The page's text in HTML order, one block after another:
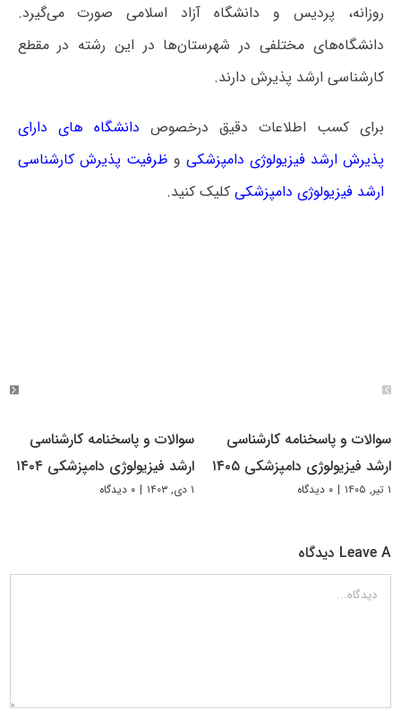
روزانه، پردیس و دانشگاه آزاد اسلامی صورت می‌گیرد.
دانشگاه‌های مختلفی در شهرستان‌ها در این رشته در مقطع
کارشناسی ارشد پذیرش دارند.
برای کسب اطلاعات دقیق درخصوص دانشگاه های دارای
پذیرش ارشد فیزیولوژی دامپزشکی و ظرفیت پذیرش کارشناسی
ارشد فیزیولوژی دامپزشکی کلیک کنید.
سوالات و پاسخنامه کارشناسی
ارشد فیزیولوژی دامپزشکی ۱۴۰۵
۱ تیر, ۱۴۰۵ | ۰ دیدگاه
سوالات و پاسخنامه کارشناسی
ارشد فیزیولوژی دامپزشکی ۱۴۰۴
۱ دی, ۱۴۰۳ | ۰ دیدگاه
Leave A دیدگاه
دیدگاه